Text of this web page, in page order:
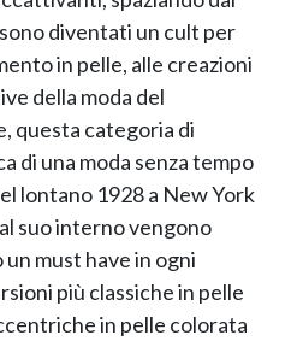
diventati un cult per
in pelle, alle creazioni
della moda del
questa categoria di
di una moda senza tempo
lontano 1928 a New York
suo interno vengono
must have in ogni
più classiche in pelle
in pelle colorata